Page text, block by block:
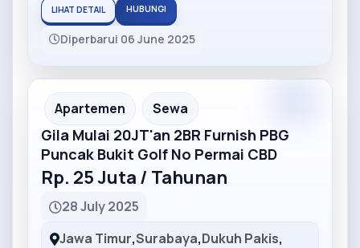
LIHAT DETAIL HUBUNGI
Diperbarui 06 June 2025
Partner Ad
Apartemen Sewa
Gila Mulai 20JT'an 2BR Furnish PBG
Puncak Bukit Golf No Permai CBD
Rp. 25 Juta / Tahunan
28 July 2025
Jawa Timur,Surabaya,Dukuh Pakis,